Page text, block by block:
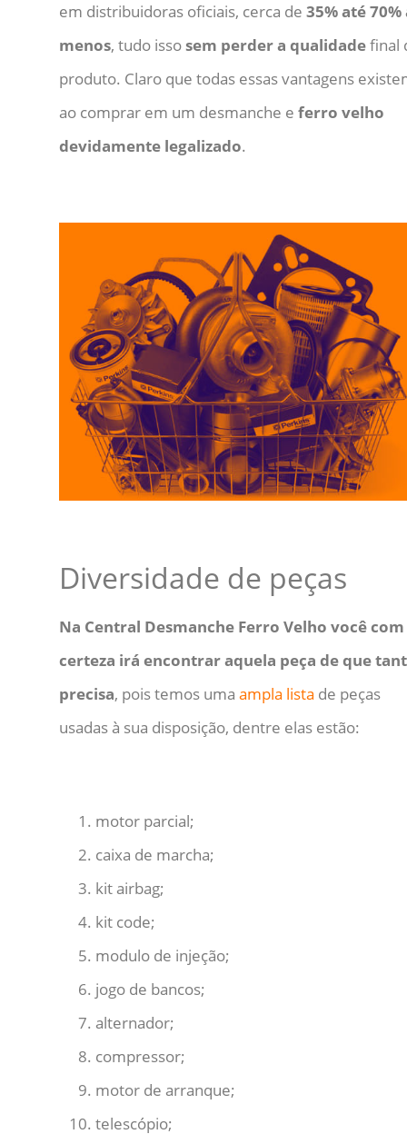
em distribuidoras oficiais, cerca de 35% até 70%
menos, tudo issosem perder a qualidadefinal
produto. Claro que todas essas vantagens
ao comprar em um desmanche e ferro velho
devidamente legalizado.
Diversidade de peças
Na Central Desmanche Ferro Velho você com
certeza irá encontrar aquela peça de que
precisa, pois temos uma ampla lista de peças
usadas à sua disposição, dentre elas estão:
motor parcial;
caixa de marcha;
kit airbag;
kit code;
modulo de injeção;
jogo de bancos;
alternador;
compressor;
motor de arranque;
telescópio;